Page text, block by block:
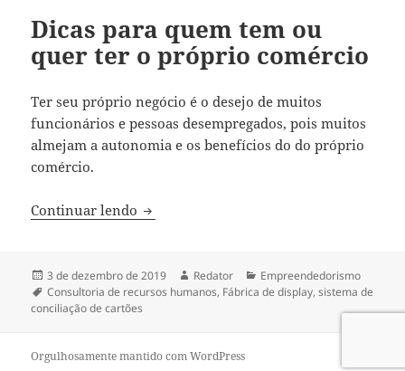
Dicas para quem tem ou
quer ter o próprio comércio
Ter seu próprio negócio é o desejo de muitos
funcionários e pessoas desempregados, pois muitos
almejam a autonomia e os benefícios do do próprio
comércio.
Continuar lendo Dicas para quem tem ou quer ter o
Publicado
em
3 de dezembro de 2019 Autor
Redator Categorias
Empreendedorismo
Tags
Consultoria de recursos humanos, Fábrica de display,sistema de
conciliação de cartões
Orgulhosamente mantido com WordPress